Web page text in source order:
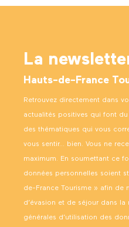
La
Hauts-de-France
Retrouvez directement dans
actualités positives qui font
des thématiques qui vous
vous sentir… bien. Vous ne
maximum. En soumettant ce
données personnelles soient
de-France Tourisme » afin de
d’évasion et de séjour dans la
générales d’utilisation des